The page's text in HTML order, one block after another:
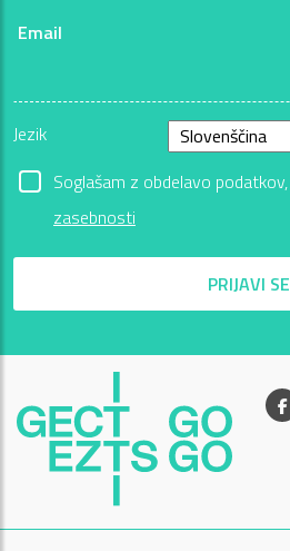
Email
Jezik
Soglašam z obdelavo
zasebnosti
PRIJAVI SE